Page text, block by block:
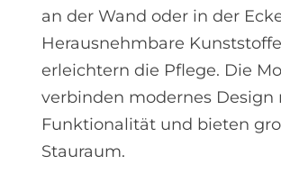
an der Wand oder in der
Herausnehmbare
erleichtern die Pflege. Die
verbinden modernes Design
Funktionalität und bieten
Stauraum.